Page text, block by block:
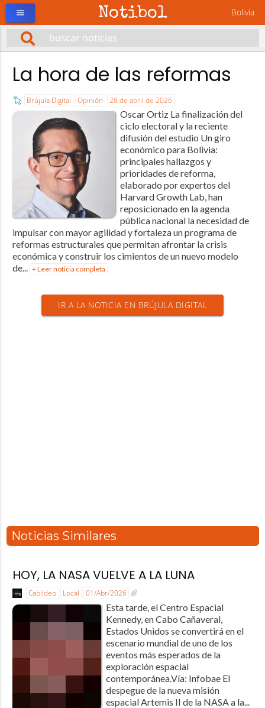
Notibol Bolivia
menu
La hora de las reformas
Brújula Digital Opinión 28 de abril de 2026
Oscar Ortiz ​La finalización del
ciclo electoral y la reciente
difusión del estudio Un giro
económico para Bolivia:
principales hallazgos y
prioridades de reforma,
elaborado por expertos del
Harvard Growth Lab, han
reposicionado en la agenda
pública nacional la necesidad de
impulsar con mayor agilidad y fortaleza un programa de
reformas estructurales que permitan afrontar la crisis
económica y construir los cimientos de un nuevo modelo
de... + Leer noticia completa
IR A LA NOTICIA EN BRÚJULA DIGITAL
Noticias Similares
HOY, LA NASA VUELVE A LA LUNA
Cabildeo Local 01/Abr/2026
Esta tarde, el Centro Espacial
Kennedy, en Cabo Cañaveral,
Estados Unidos se convertirá en el
escenario mundial de uno de los
eventos más esperados de la
exploración espacial
contemporánea.Vía: Infobae El
despegue de la nueva misión
espacial Artemis II de la NASA a la...